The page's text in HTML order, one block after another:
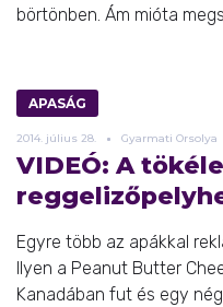
börtönben. Ám mióta
APASÁG
2014. július 28. Gyarmati Orsolya
VIDEÓ: A
Egyre több az apákkal
Ilyen a Peanut Butter
Kanadában fut és egy